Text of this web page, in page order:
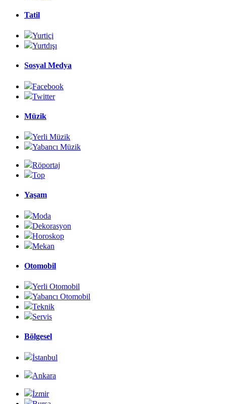
Tatil
Yurtiçi
Yurtdışı
Sosyal Medya
Facebook
Twitter
Müzik
Yerli Müzik
Yabancı Müzik
Röportaj
Top
Yaşam
Moda
Dekorasyon
Horoskop
Mekan
Otomobil
Yerli Otomobil
Yabancı Otomobil
Teknik
Servis
Bölgesel
İstanbul
Ankara
İzmir